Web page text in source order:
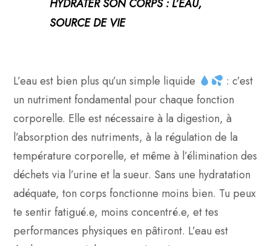
HYDRATER SON CORPS : L’EAU,
SOURCE DE VIE
L’eau est bien plus qu’un simple liquide
: c’est
un nutriment fondamental pour chaque fonction
corporelle. Elle est nécessaire à la digestion, à
l’absorption des nutriments, à la régulation de la
température corporelle, et même à l’élimination des
déchets via l’urine et la sueur. Sans une hydratation
adéquate, ton corps fonctionne moins bien. Tu peux
te sentir fatigué.e, moins concentré.e, et tes
performances physiques en pâtiront. L’eau est